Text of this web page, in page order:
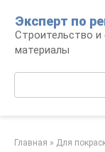
контенту
Эксперт по
Строительство
материалы
Главная » Для